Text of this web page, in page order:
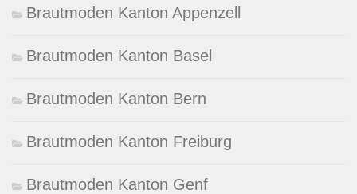
Brautmoden Kanton Appenzell
Brautmoden Kanton Basel
Brautmoden Kanton Bern
Brautmoden Kanton Freiburg
Brautmoden Kanton Genf